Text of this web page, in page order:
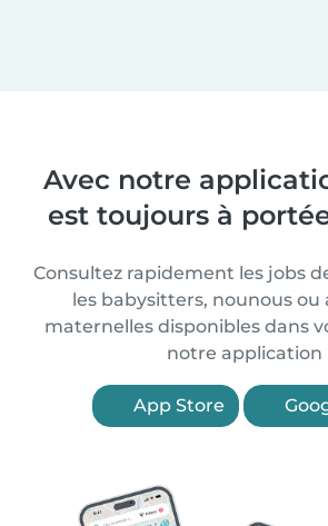
Avec notre
est toujours à
Consultez rapidement les jobs
les babysitters, nounous ou
maternelles disponibles dans
notre application
App Store